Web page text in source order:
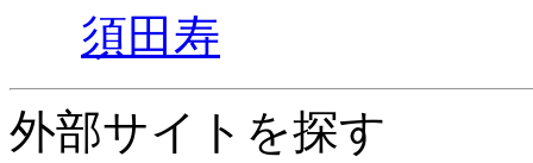
須田寿
外部サイトを探す